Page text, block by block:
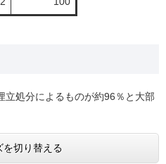
立処分によるものが約96％と大部
を切り替える